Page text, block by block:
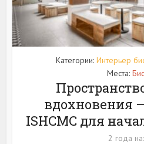
Категории: Интерьер
Места:
вдохновения
ISHCMC для
2 года